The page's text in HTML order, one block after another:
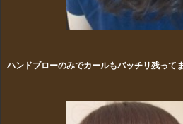
ハンドブローのみでカールもバッチリ残って